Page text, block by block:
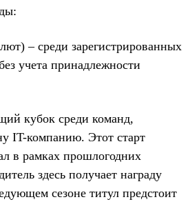
– среди зарегистрированных
учета принадлежности
кубок среди команд,
IT-компанию. Этот старт
в рамках прошлогодних
здесь получает награду
сезоне титул предстоит